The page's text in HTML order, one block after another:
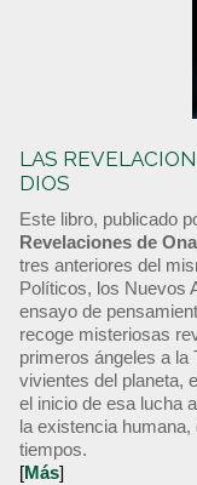
LAS
DIOS
Este libro, publicado
Revelaciones de
tres anteriores del
Políticos, los Nuevos
ensayo de
recoge misteriosas
primeros ángeles a la
vivientes del planeta,
el inicio de esa lucha
la existencia
tiempos.
[Más]